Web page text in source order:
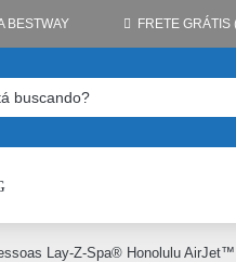
BESTWAY FRETE
Lay-Z-Spa® Honolulu AirJet™